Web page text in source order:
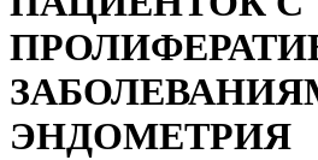
ЭНДОМЕТРИЯ